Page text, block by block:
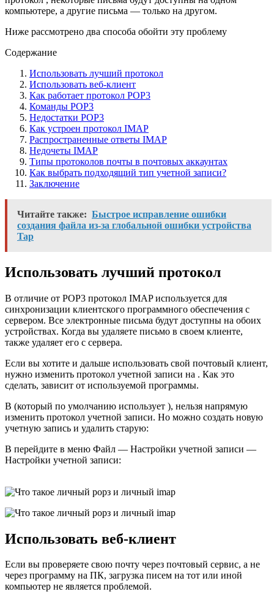
компьютере, а другие письма — только на другом.
Ниже рассмотрено два способа обойти эту проблему
Содержание
Использовать лучший протокол
Использовать веб-клиент
Как работает протокол POP3
Команды POP3
Недостатки POP3
Как устроен протокол IMAP
Распространенные ответы IMAP
Недочеты IMAP
Типы протоколов почты в почтовых аккаунтах
Как выбрать подходящий тип учетной записи?
Заключение
Читайте также: Быстрое исправление ошибки
создания файла из-за глобальной ошибки устройства
Tap
Использовать лучший протокол
В отличие от POP3 протокол IMAP используется для
синхронизации клиентского программного обеспечения с
сервером. Все электронные письма будут доступны на обоих
устройствах. Когда вы удаляете письмо в своем клиенте,
также удаляет его с сервера.
Если вы хотите и дальше использовать свой почтовый клиент,
нужно изменить протокол учетной записи на . Как это
сделать, зависит от используемой программы.
В (который по умолчанию использует ), нельзя напрямую
изменить протокол учетной записи. Но можно создать новую
учетную запись и удалить старую:
В перейдите в меню Файл — Настройки учетной записи —
Настройки учетной записи:
Использовать веб-клиент
Если вы проверяете свою почту через почтовый сервис, а не
через программу на ПК, загрузка писем на тот или иной
компьютер не является проблемой.